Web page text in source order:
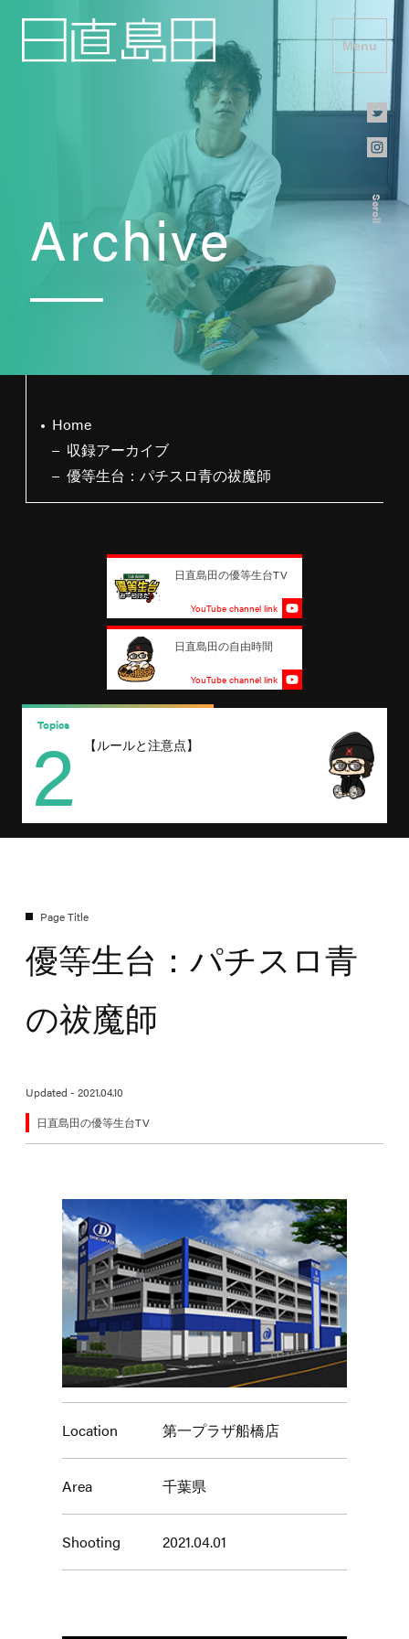
Menu
Scroll
Archive
Home
収録アーカイブ
優等生台：パチスロ青の祓魔師
日直島田の優等生台TV
YouTube channel link
日直島田の自由時間
YouTube channel link
【ルールと注意点】
Topics
2
優等生台：パチスロ青
の祓魔師
Updated - 2021.04.10
日直島田の優等生台TV
Location 第一プラザ船橋店
Area 千葉県
Shooting 2021.04.01